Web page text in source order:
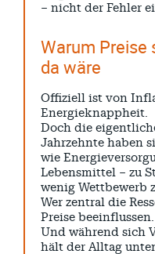
– nicht der Fehler
Warum Preise
da wäre
Offiziell ist von
Energieknappheit.
Doch die
Jahrzehnte haben
wie
Lebensmittel – zu
wenig Wettbewerb
Wer zentral die
Preise beeinflussen.
Und während sich
hält der Alltag